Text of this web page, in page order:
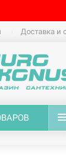
Доставка и